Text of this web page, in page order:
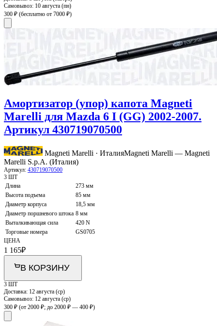
Самовывоз: 10 августа (пн)
300 ₽ (бесплатно от 7000 ₽)
Амортизатор (упор) капота Magneti
Marelli для Mazda 6 I (GG) 2002-2007.
Артикул 430719070500
Magneti Marelli · ИталияMagneti Marelli — Magneti
Marelli S.p.A. (Италия)
Артикул: 430719070500
3 ШТ
Длина
273 мм
Высота подъема
85 мм
Диаметр корпуса
18,5 мм
Диаметр поршневого штока 8 мм
Выталкивающая сила
420 N
Торговые номера
GS0705
ЦЕНА
1 165₽
В КОРЗИНУ
3 ШТ
Доставка: 12 августа (ср)
Самовывоз: 12 августа (ср)
300 ₽ (от 2000 ₽; до 2000 ₽ — 400 ₽)